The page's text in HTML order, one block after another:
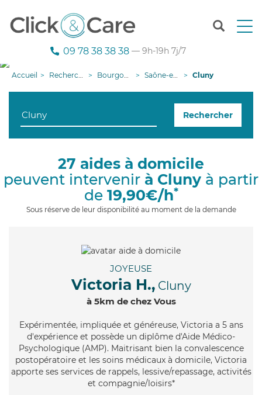
T
n
g
i
09 78 38 38 38 — 9h-19h 7j/7
Accueil Recherche aide à domicile Bourgogne-Franche-Comté Saône-et-Loire Cluny
Rechercher
27 aides à domicile
peuvent intervenir à Cluny à partir
de 19,90€/h*
Sous réserve de leur disponibilité au moment de la demande
JOYEUSE
Victoria H., Cluny
à 5km de chez Vous
Expérimentée, impliquée et généreuse, Victoria a 5 ans
d'expérience et possède un diplôme d'Aide Médico-
Psychologique (AMP). Maitrisant bien la convalescence
postopératoire et les soins médicaux à domicile, Victoria
apporte ses services de rappels, lessive/repassage, activités
et compagnie/loisirs*